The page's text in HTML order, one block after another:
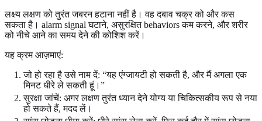
लक्ष्य लक्षण को तुरंत जबरन हटाना नहीं है। वह दबाव चक्र को और कस
सकता है। alarm signal घटाने, असुरक्षित behaviors कम करने, और शरीर
को नीचे आने का समय देने की कोशिश करें।
यह क्रम आज़माएं:
जो हो रहा है उसे नाम दें: “यह एंग्जायटी हो सकती है, और मैं अगला एक
मिनट धीरे ले सकती हूं।”
सुरक्षा जांचें: अगर लक्षण तुरंत ध्यान देने योग्य या चिकित्सकीय रूप से नया
हो सकते हैं, मदद लें।